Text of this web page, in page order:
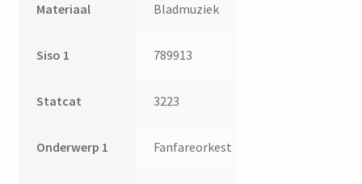
Materiaal Bladmuziek
Siso 1 789913
Statcat 3223
Onderwerp 1 Fanfareorkest